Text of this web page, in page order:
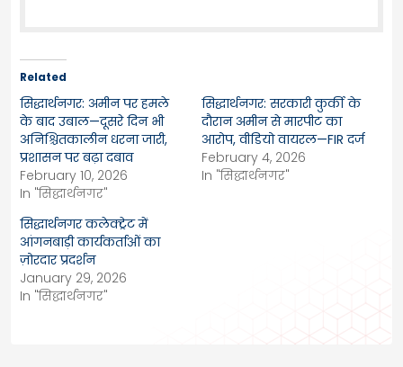
Related
सिद्धार्थनगर: अमीन पर हमले
के बाद उबाल—दूसरे दिन भी
अनिश्चितकालीन धरना जारी,
प्रशासन पर बढ़ा दबाव
February 10, 2026
In "सिद्धार्थनगर"
सिद्धार्थनगर: सरकारी कुर्की के
दौरान अमीन से मारपीट का
आरोप, वीडियो वायरल—FIR दर्ज
February 4, 2026
In "सिद्धार्थनगर"
सिद्धार्थनगर कलेक्ट्रेट में
आंगनबाड़ी कार्यकर्ताओं का
ज़ोरदार प्रदर्शन
January 29, 2026
In "सिद्धार्थनगर"